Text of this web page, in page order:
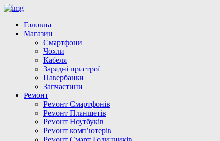
Головна
Магазин
Смартфони
Чохли
Кабеля
Зарядні пристрої
Павербанки
Запчастини
Ремонт
Ремонт Смартфонів
Ремонт Планшетів
Ремонт Ноутбуків
Ремонт комп’ютерів
Ремонт Смарт Годинників